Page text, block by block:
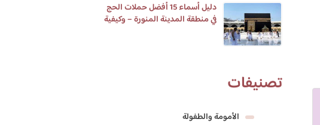
دليل أسماء 15 أفضل حملات الحج
في منطقة المدينة المنورة – وكيفية
تصنيفات
الأمومة والطفولة